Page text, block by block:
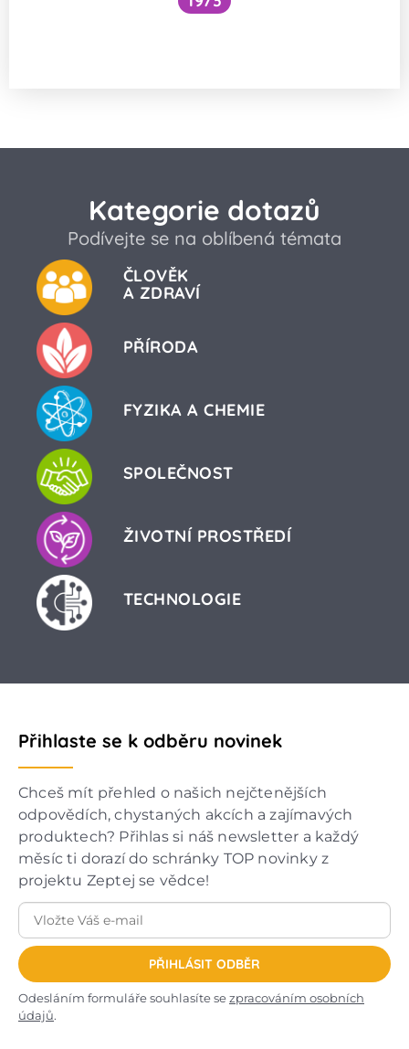
Kategorie dotazů
Podívejte se na oblíbená témata
ČLOVĚK
A ZDRAVÍ
PŘÍRODA
FYZIKA A CHEMIE
SPOLEČNOST
ŽIVOTNÍ PROSTŘEDÍ
TECHNOLOGIE
Přihlaste se k odběru novinek
Chceš mít přehled o našich nejčtenějších
odpovědích, chystaných akcích a zajímavých
produktech? Přihlas si náš newsletter a každý
měsíc ti dorazí do schránky TOP novinky z
projektu Zeptej se vědce!
PŘIHLÁSIT ODBĚR
Odesláním formuláře souhlasíte sezpracováním osobních
údajů.